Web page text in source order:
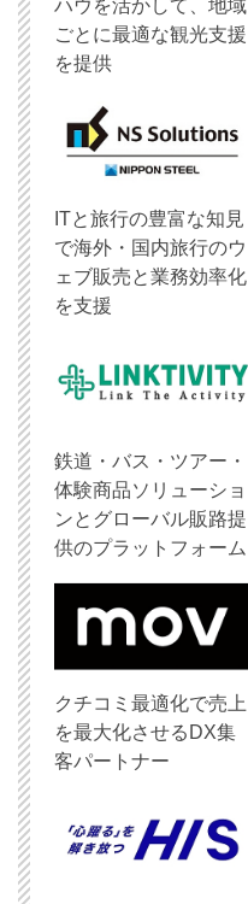
ハウを活かして、地域
ごとに最適な観光支援
を提供
ITと旅行の豊富な知見
で海外・国内旅行のウ
ェブ販売と業務効率化
を支援
鉄道・バス・ツアー・
体験商品ソリューショ
ンとグローバル販路提
供のプラットフォーム
クチコミ最適化で売上
を最大化させるDX集
客パートナー